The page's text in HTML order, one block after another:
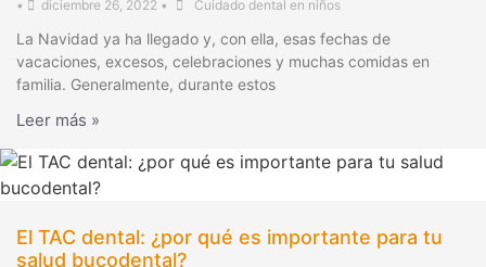
• diciembre 26, 2022 • Cuidado dental en niños
La Navidad ya ha llegado y, con ella, esas fechas de
vacaciones, excesos, celebraciones y muchas comidas en
familia. Generalmente, durante estos
Leer más »
El TAC dental: ¿por qué es importante para tu
salud bucodental?